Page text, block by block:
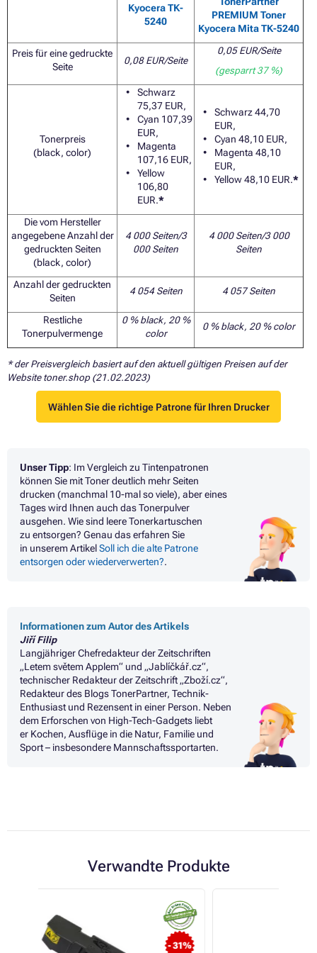
Kyocera TK-
5240
PREMIUM Toner
Kyocera Mita TK-5240
Preis für eine gedruckte
Seite
0,08EUR/Seite
0,05EUR/Seite
(gesparrt 37 %)
Tonerpreis
(black, color)
Schwarz
75,37 EUR,
Cyan 107,39
EUR,
Magenta
107,16 EUR,
Yellow
106,80
EUR.*
Schwarz 44,70
EUR,
Cyan 48,10 EUR,
Magenta 48,10
EUR,
Yellow48,10 EUR.*
Die vom Hersteller
angegebene Anzahl der
gedruckten Seiten
(black, color)
4 000 Seiten/3
000 Seiten
4 000 Seiten/3 000
Seiten
Anzahl der gedruckten
Seiten
4 054 Seiten 4 057 Seiten
Restliche
Tonerpulvermenge
0 % black, 20 %
color
0 % black, 20 % color
* der Preisvergleich basiert auf den aktuell gültigen Preisen auf der
Website toner.shop (21.02.2023)
Wählen Sie die richtige Patrone für Ihren Drucker
Unser Tipp: Im Vergleich zu Tintenpatronen
können Sie mit Toner deutlich mehr Seiten
drucken (manchmal 10-mal so viele), aber eines
Tages wird Ihnen auch das Tonerpulver
ausgehen. Wie sind leere Tonerkartuschen
zu entsorgen? Genau das erfahren Sie
in unserem ArtikelSoll ich die alte Patrone
entsorgen oder wiederverwerten?.
Informationen zum Autor des Artikels
Jiří Filip
Langjähriger Chefredakteur der Zeitschriften
„Letem světem Applem“ und „Jablíčkář.cz“,
technischer Redakteur der Zeitschrift „Zboží.cz“,
Redakteur des Blogs TonerPartner, Technik-
Enthusiast und Rezensent in einer Person. Neben
dem Erforschen von High-Tech-Gadgets liebt
er Kochen, Ausflüge in die Natur, Familie und
Sport – insbesondere Mannschaftssportarten.
Verwandte Produkte